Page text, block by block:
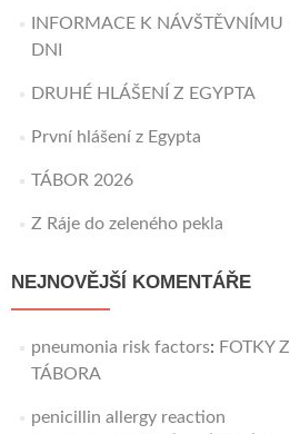
INFORMACE K NÁVŠTĚVNÍMU
DNI
DRUHÉ HLÁŠENÍ Z EGYPTA
První hlášení z Egypta
TÁBOR 2026
Z Ráje do zeleného pekla
NEJNOVĚJŠÍ KOMENTÁŘE
pneumonia risk factors: FOTKY Z
TÁBORA
penicillin allergy reaction